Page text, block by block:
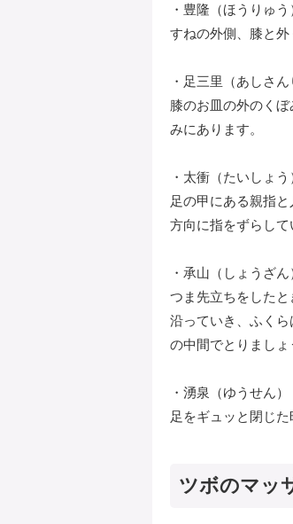
・豊隆（ほうりゅう
すねの外側、膝と外
・足三里（あしさん
膝のお皿の外のく
みにあります。
・太衝（たいしょう
足の甲にある親指
方向に指をずらして
・承山（しょうざん
つま先立ちをした
沿っていき、ふく
の中間でとりましょ
・湧泉（ゆうせん）
足をギュッと閉じ
ツボのマッ